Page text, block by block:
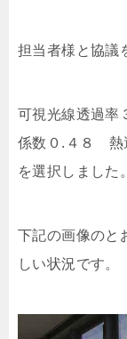
担当者様と協議
可視光線透過
係数０.４８ 熱
を選択しました。
下記の画像のと
しい状況です。